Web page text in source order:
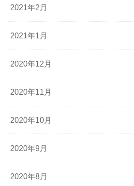
2021年2月
2021年1月
2020年12月
2020年11月
2020年10月
2020年9月
2020年8月